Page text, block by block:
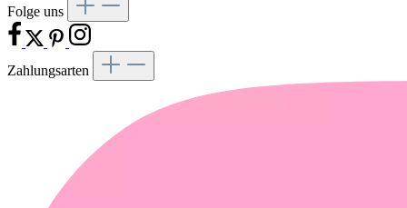
Folge uns
Zahlungsarten